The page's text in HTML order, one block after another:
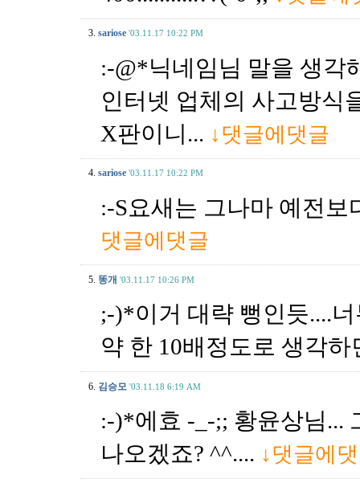
3. sariose '03.11.17 10:22 PM
:-@*닉네임님 말을 생각
인터넷 업체의 사고방식
X판이니... ↓댓글에댓글
4. sariose '03.11.17 10:22 PM
:-S요새는 그나마 예전
댓글에댓글
5. 똥개 '03.11.17 10:26 PM
;-)*이거 대략 뻥인듯....
약 한 10배정도로 생각하
6. 김승모 '03.11.18 6:19 AM
:-)*에효 -_-;; 황윤상님...
나오겠죠? ^^.... ↓댓글에